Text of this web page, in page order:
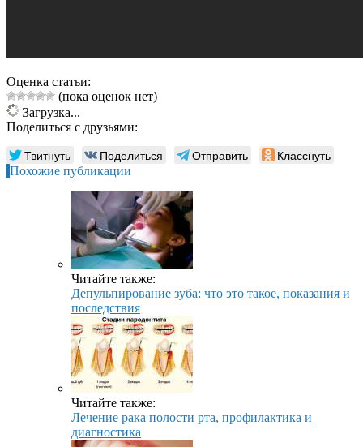
Оценка статьи:
(пока оценок нет)
Загрузка...
Поделиться с друзьями:
Твитнуть Поделиться Отправить Класснуть
Похожие публикации
Читайте также:
Депульпирование зуба: что это такое, показания и
последствия
Читайте также:
Лечение рака полости рта, профилактика и
диагностика